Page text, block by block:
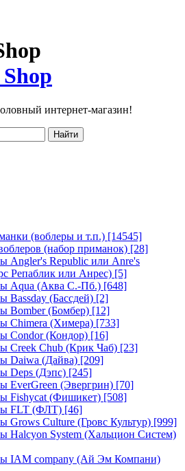
интернет-магазин!
(воблеры и т.п.) [14545]
(набор приманок) [28]
Angler's Republic или Anre's
Репаблик или Анрес) [5]
Aqua (Аква С.-Пб.) [648]
Bassday (Бассдей) [2]
Bomber (Бомбер) [12]
Chimera (Химера) [733]
Condor (Кондор) [16]
Creek Chub (Крик Чаб) [23]
Daiwa (Дайва) [209]
Deps (Дэпс) [245]
EverGreen (Эвергрин) [70]
Fishycat (Фишикет) [508]
FLT (ФЛТ) [46]
Grows Culture (Гровс Культур) [999]
Halcyon System (Хальцион Систем)
IAM company (Ай Эм Компани)